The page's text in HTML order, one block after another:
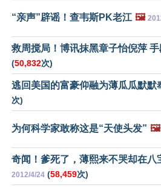
“亲声”辟谣！查韦斯PK老江 🖼️
救周搅局！博讯抹黑章子怡倪萍
(50,832次)
逃回美国的富豪仰融为薄瓜瓜默默
次)
为何科学家敢称这是“天使头发” 🖼️
奇闻！爹死了，薄熙来不哭却在八
2012/4/24 (58,459次)